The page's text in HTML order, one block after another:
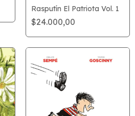
Rasputín El Patriota Vol. 1
$24.000,00